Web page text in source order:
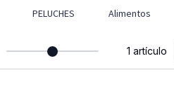
PELUCHES Alimentos
1 artículo